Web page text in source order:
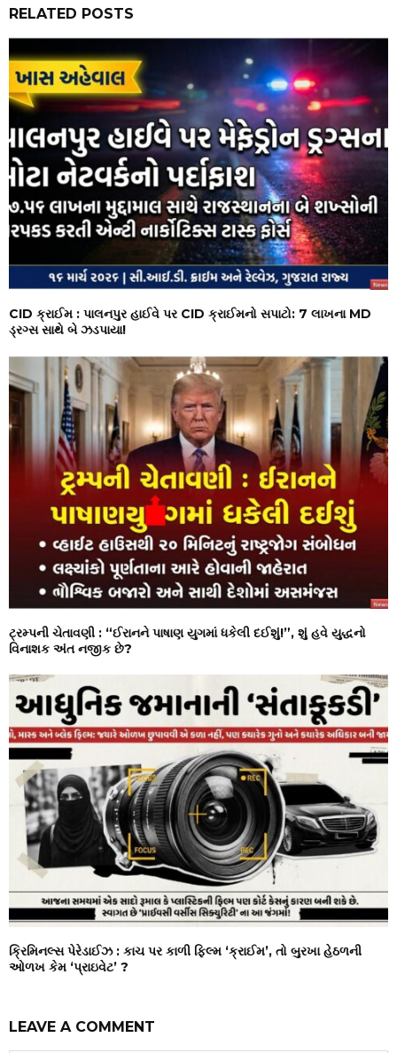
RELATED POSTS
CID ક્રાઈમ : પાલનપુર હાઈવે પર CID ક્રાઈમનો સપાટો: ₹7 લાખના MD
ડ્રગ્સ સાથે બે ઝડપાયા!
ટ્રમ્પની ચેતાવણી : “ઈરાનને પાષાણ યુગમાં ધકેલી દઈશું!”, શું હવે યુદ્ધનો
વિનાશક અંત નજીક છે?
ક્રિમિનલ્સ પેરેડાઈઝ : કાચ પર કાળી ફિલ્મ ‘ક્રાઈમ’, તો બુરખા હેઠળની
ઓળખ કેમ ‘પ્રાઇવેટ’ ?
LEAVE A COMMENT